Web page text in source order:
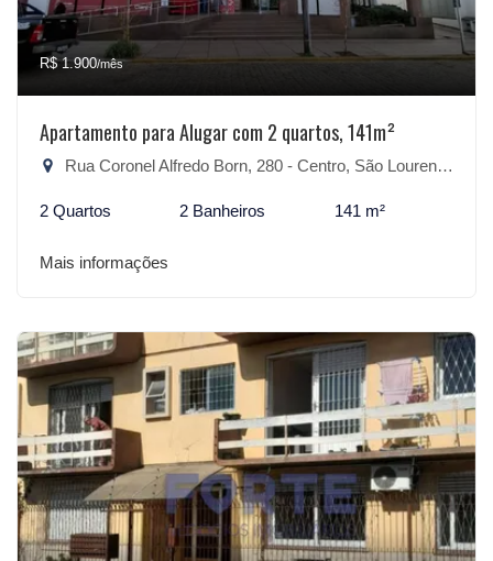
R$ 1.900/mês
Apartamento para Alugar com 2 quartos, 141m²
Rua Coronel Alfredo Born, 280 - Centro, São Lourenço do Sul-RS
2 Quartos 2 Banheiros 141 m²
Mais informações